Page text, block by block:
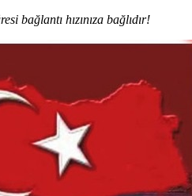
bağlantı hızınıza bağlıdır!